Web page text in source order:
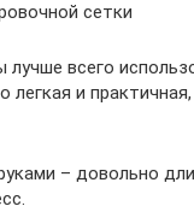
сетки
лучше всего
легкая и
– довольно